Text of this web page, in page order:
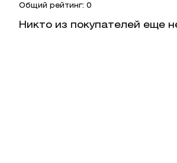
Общий рейтинг: 0
Никто из покупателей еще